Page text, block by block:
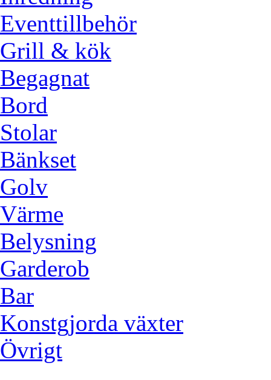
Eventtillbehör
Grill & kök
Begagnat
Bord
Stolar
Bänkset
Golv
Värme
Belysning
Garderob
Bar
Konstgjorda växter
Övrigt